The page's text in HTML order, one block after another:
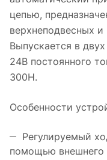
цепью,
верхнеподвесных
Выпускается в
24В постоянного
300Н.
Особенности
Регулируемый
помощью внешнего